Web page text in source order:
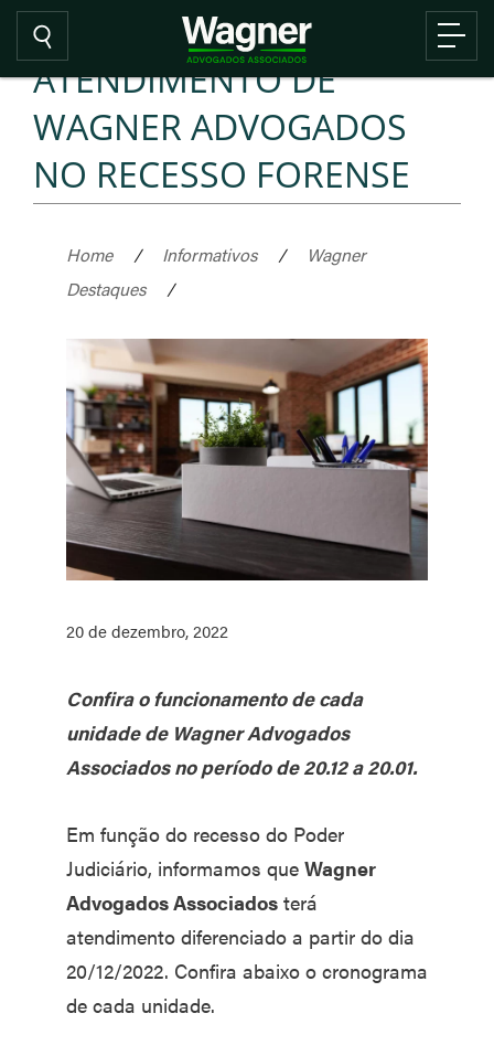
ATENDIMENTO DE
WAGNER ADVOGADOS
NO RECESSO FORENSE
Home / Informativos /
Wagner
Destaques
/
20 de dezembro, 2022
Confira o funcionamento de cada
unidade de Wagner Advogados
Associados no período de 20.12 a 20.01.
Em função do recesso do Poder
Judiciário, informamos que Wagner
Advogados Associados terá
atendimento diferenciado a partir do dia
20/12/2022. Confira abaixo o cronograma
de cada unidade.